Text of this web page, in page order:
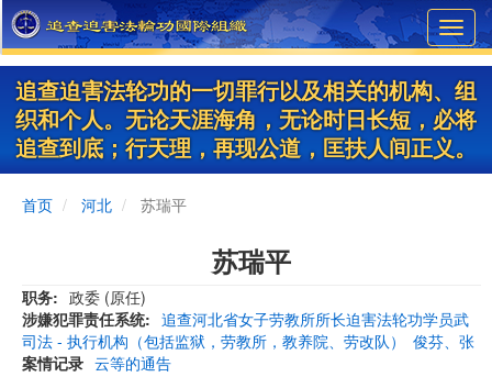
Skip
to
main
content
追查迫害法轮功的一切罪行以及相关的机构、组
织和个人。无论天涯海角，无论时日长短，必将
追查到底；行天理，再现公道，匡扶人间正义。
首页 河北 苏瑞平
苏瑞平
职务
政委 (原任)
涉嫌犯罪责任系统
司法 - 执行机构（包括监狱，劳教所，教养院、劳改队）
案情记录
追查河北省女子劳教所所长迫害法轮功学员武
俊芬、张
云等的通告